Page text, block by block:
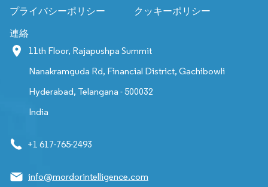
プライバシーポリシー クッキーポリシー
連絡
11th Floor, Rajapushpa Summit
Nanakramguda Rd, Financial District, Gachibowli
Hyderabad, Telangana - 500032
India
+1 617-765-2493
info@mordorintelligence.com